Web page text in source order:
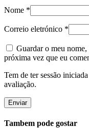
Nome *
Correio eletrónico *
Guardar o meu nome,
próxima vez que eu
Tem de ter sessão
avaliação.
Tambem pode gostar